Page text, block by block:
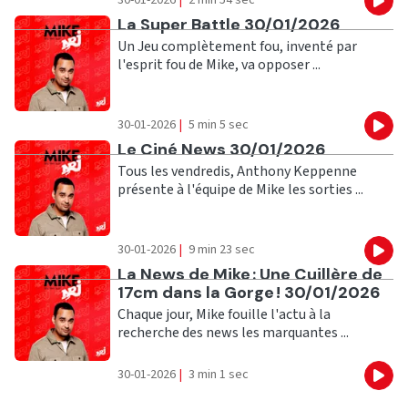
Ecouter
La Super Battle 30/01/2026
Un Jeu complètement fou, inventé par
l'esprit fou de Mike, va opposer ...
30-01-2026 | 5 min 5 sec
Ecouter
Le Ciné News 30/01/2026
Tous les vendredis, Anthony Keppenne
présente à l'équipe de Mike les sorties ...
30-01-2026 | 9 min 23 sec
Ecouter
La News de Mike : Une Cuillère de
17cm dans la Gorge ! 30/01/2026
Chaque jour, Mike fouille l'actu à la
recherche des news les marquantes ...
30-01-2026 | 3 min 1 sec